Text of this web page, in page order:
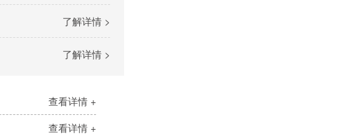
了解详情 >
了解详情 >
查看详情 +
查看详情 +